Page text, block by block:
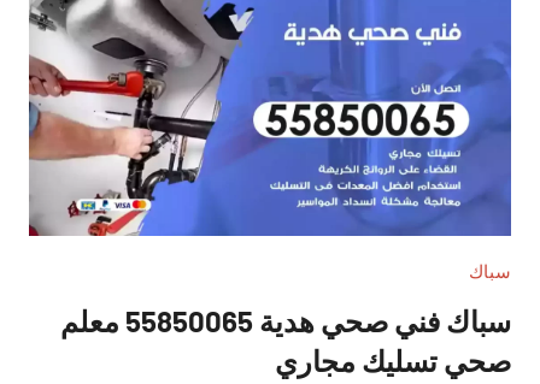
سباك
سباك فني صحي هدية 55850065 معلم
صحي تسليك مجاري